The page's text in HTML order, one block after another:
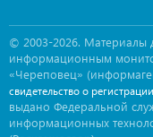
© 2003-2026. Материалы
информационным
«Череповец»
свидетельство о
выдано Федеральной
информационных